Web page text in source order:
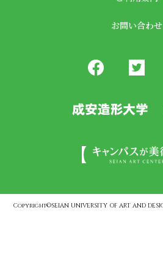
お問い合わせ
Copyright©SEIAN UNIVERSITY OF ART AND